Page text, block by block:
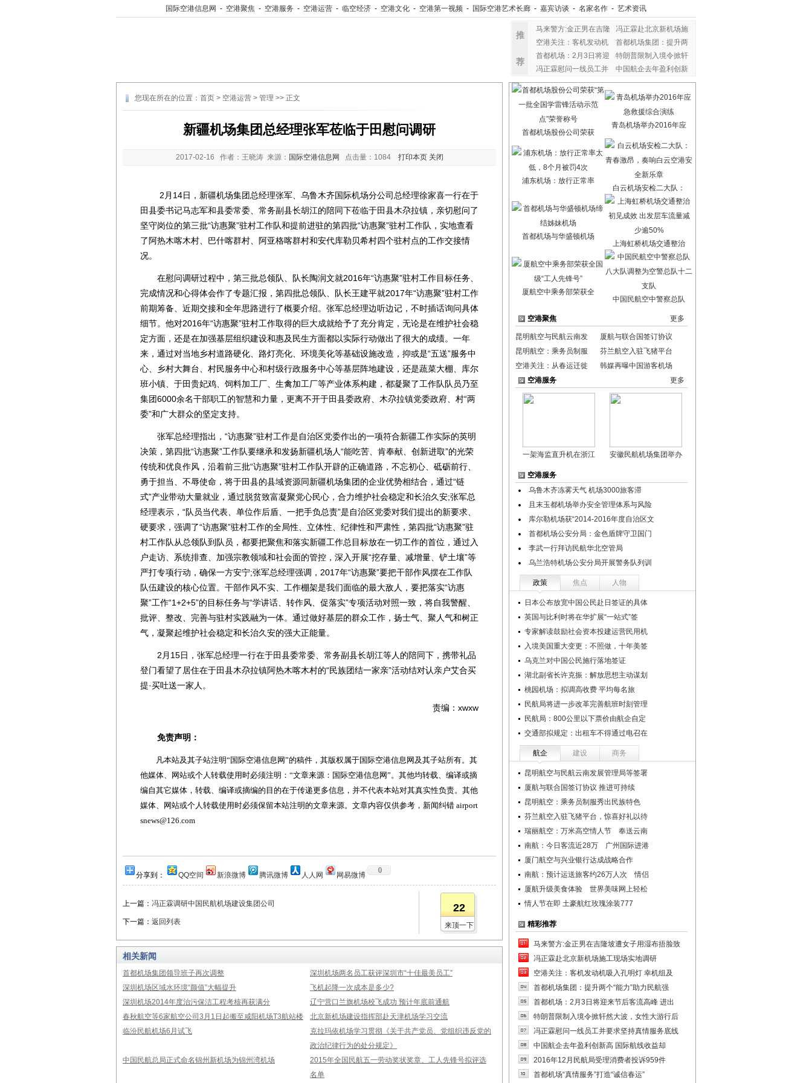
国际空港信息网 - 空港聚焦 - 空港服务 - 空港运营 - 临空经济 - 空港文化 - 空港第一视频 - 国际空港艺术长廊 - 嘉宾访谈 - 名家名作 - 艺术资讯
推
荐
马来警方:金正男在吉隆
冯正霖赴北京新机场施
空港关注：客机发动机
首都机场集团：提升两
首都机场：2月3日将迎
特朗普限制入境令掀轩
冯正霖慰问一线员工并
中国航企去年盈利创新
您现在所在的位置： 首页 > 空港运营 > 管理 >> 正文
新疆机场集团总经理张军莅临于田慰问调研
2017-02-16 作者：王晓涛 来源： 国际空港信息网 点击量： 1084 打印本页 关闭
2月14日，新疆机场集团总经理张军、乌鲁木齐国际机场分公司总经理徐家喜一行在于
田县委书记马志军和县委常委、常务副县长胡江的陪同下莅临于田县木尕拉镇，亲切慰问了
坚守岗位的第三批“访惠聚”驻村工作队和提前进驻的第四批“访惠聚”驻村工作队，实地查看
了阿热木喀木村、巴什喀群村、阿亚格喀群村和安代库勒贝希村四个驻村点的工作交接情
况。
在慰问调研过程中，第三批总领队、队长陶润文就2016年“访惠聚”驻村工作目标任务、
完成情况和心得体会作了专题汇报，第四批总领队、队长王建平就2017年“访惠聚”驻村工作
前期筹备、近期交接和全年思路进行了概要介绍。张军总经理边听边记，不时插话询问具体
细节。他对2016年“访惠聚”驻村工作取得的巨大成就给予了充分肯定，无论是在维护社会稳
定方面，还是在加强基层组织建设和惠及民生方面都以实际行动做出了很大的成绩。一年
来，通过对当地乡村道路硬化、路灯亮化、环境美化等基础设施改造，抑或是“五送”服务中
心、乡村大舞台、村民服务中心和村级行政服务中心等基层阵地建设，还是蔬菜大棚、库尔
班小镇、于田贵妃鸡、饲料加工厂、生禽加工厂等产业体系构建，都凝聚了工作队队员乃至
集团6000余名干部职工的智慧和力量，更离不开于田县委政府、木尕拉镇党委政府、村“两
委”和广大群众的坚定支持。
张军总经理指出，“访惠聚”驻村工作是自治区党委作出的一项符合新疆工作实际的英明
决策，第四批“访惠聚”工作队要继承和发扬新疆机场人“能吃苦、肯奉献、创新进取”的光荣
传统和优良作风，沿着前三批“访惠聚”驻村工作队开辟的正确道路，不忘初心、砥砺前行、
勇于担当、不辱使命，将于田县的县域资源同新疆机场集团的企业优势相结合，通过“链
式”产业带动大量就业，通过脱贫致富凝聚党心民心，合力维护社会稳定和长治久安;张军总
经理表示，“队员当代表、单位作后盾、一把手负总责”是自治区党委对我们提出的新要求、
硬要求，强调了“访惠聚”驻村工作的全局性、立体性、纪律性和严肃性，第四批“访惠聚”驻
村工作队从总领队到队员，都要把聚焦和落实新疆工作总目标放在一切工作的首位，通过入
户走访、系统排查、加强宗教领域和社会面的管控，深入开展“挖存量、减增量、铲土壤”等
严打专项行动，确保一方安宁;张军总经理强调，2017年“访惠聚”要把干部作风摆在工作队
队伍建设的核心位置。干部作风不实、工作棚架是我们面临的最大敌人，要把落实“访惠
聚”工作“1+2+5”的目标任务与“学讲话、转作风、促落实”专项活动对照一致，将自我警醒、
批评、整改、完善与驻村实践融为一体。通过做好基层的群众工作，扬士气、聚人气和树正
气，凝聚起维护社会稳定和长治久安的强大正能量。
2月15日，张军总经理一行在于田县委常委、常务副县长胡江等人的陪同下，携带礼品
登门看望了居住在于田县木尕拉镇阿热木喀木村的“民族团结一家亲”活动结对认亲户艾合买
提·买吐送一家人。
责编：xwxw
免责声明：
凡本站及其子站注明“国际空港信息网”的稿件，其版权属于国际空港信息网及其子站所有。其
他媒体、网站或个人转载使用时必须注明：“文章来源：国际空港信息网”。其他均转载、编译或摘
编自其它媒体，转载、编译或摘编的目的在于传递更多信息，并不代表本站对其真实性负责。其他
媒体、网站或个人转载使用时必须保留本站注明的文章来源。文章内容仅供参考，新闻纠错 airport
snews@126.com
分享到： QQ空间 新浪微博 腾讯微博 人人网 网易微博
0
上一篇： 冯正霖调研中国民航机场建设集团公司
下一篇： 返回列表
22
来顶一下
相关新闻
首都机场集团领导班子再次调整
深圳机场两名员工获评深圳市“十佳最美员工”
深圳机场区域水环境“颜值”大幅提升
飞机起降一次成本是多少?
深圳机场2014年度治污保洁工程考核再获满分
辽宁营口兰旗机场校飞成功 预计年底前通航
春秋航空等6家航空公司3月1日起搬至咸阳机场T3航站楼
北京新机场建设指挥部赴天津机场学习交流
临汾民航机场6月试飞
克拉玛依机场学习贯彻《关于共产党员、党组织违反党的
政治纪律行为的处分规定》
中国民航总局正式命名锦州新机场为锦州湾机场
2015年全国民航五一劳动奖状奖章、工人先锋号拟评选
名单
首都机场股份公司荣获
青岛机场举办2016年应
浦东机场：放行正常率
白云机场安检二大队：
首都机场与华盛顿机场
上海虹桥机场交通整治
厦航空中乘务部荣获全
中国民航空中警察总队
空港聚焦 更多
昆明航空与民航云南发
厦航与联合国签订协议
昆明航空：乘务员制服
芬兰航空入驻飞猪平台
空港关注：从春运迁徙
韩媒再曝中国游客机场
空港服务
更多
一架海监直升机在浙江 安徽民航机场集团举办
空港服务
乌鲁木齐冻雾天气 机场3000旅客滞
且末玉都机场举办安全管理体系与风险
库尔勒机场获“2014-2016年度自治区文
首都机场公安分局：金色盾牌守卫国门
李武一行拜访民航华北空管局
乌兰浩特机场公安分局开展警务队列训
政策 焦点 人物
日本公布放宽中国公民赴日签证的具体
英国与比利时将在华扩展“一站式”签
专家解读鼓励社会资本投建运营民用机
入境美国重大变更：不照做，十年美签
乌克兰对中国公民施行落地签证
湖北副省长许克振：解放思想主动谋划
桃园机场：拟调高收费 平均每名旅
民航局将进一步改革完善航班时刻管理
民航局：800公里以下票价由航企自定
交通部拟规定：出租车不得通过电召在
航企 建设 商务
昆明航空与民航云南发展管理局等签署
厦航与联合国签订协议 推进可持续
昆明航空：乘务员制服秀出民族特色
芬兰航空入驻飞猪平台，惊喜好礼以待
瑞丽航空：万米高空情人节 奉送云南
南航：今日客流近28万 广州国际进港
厦门航空与兴业银行达成战略合作
南航：预计运送旅客约26万人次 情侣
厦航升级美食体验 世界美味网上轻松
情人节在即 土豪航红玫瑰涂装777
精彩推荐
马来警方:金正男在吉隆坡遭女子用湿布捂脸致
冯正霖赴北京新机场施工现场实地调研
空港关注：客机发动机吸入孔明灯 幸机组及
首都机场集团：提升两个“能力”助力民航强
首都机场：2月3日将迎来节后客流高峰 进出
特朗普限制入境令掀轩然大波，女性大游行后
冯正霖慰问一线员工并要求坚持真情服务底线
中国航企去年盈利创新高 国际航线收益却
2016年12月民航局受理消费者投诉959件
首都机场“真情服务”打造“诚信春运”